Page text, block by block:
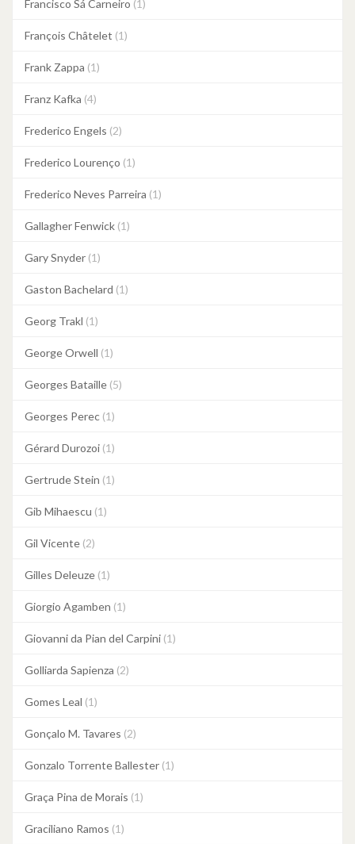
Francisco Sá Carneiro (1)
François Châtelet (1)
Frank Zappa (1)
Franz Kafka (4)
Frederico Engels (2)
Frederico Lourenço (1)
Frederico Neves Parreira (1)
Gallagher Fenwick (1)
Gary Snyder (1)
Gaston Bachelard (1)
Georg Trakl (1)
George Orwell (1)
Georges Bataille (5)
Georges Perec (1)
Gérard Durozoi (1)
Gertrude Stein (1)
Gib Mihaescu (1)
Gil Vicente (2)
Gilles Deleuze (1)
Giorgio Agamben (1)
Giovanni da Pian del Carpini (1)
Golliarda Sapienza (2)
Gomes Leal (1)
Gonçalo M. Tavares (2)
Gonzalo Torrente Ballester (1)
Graça Pina de Morais (1)
Graciliano Ramos (1)